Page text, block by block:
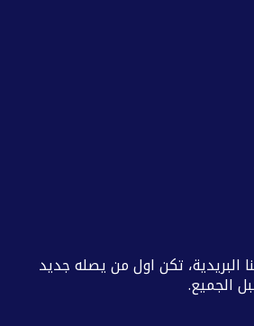
البريدية، تكن اول من يصله جديد
الجميع.